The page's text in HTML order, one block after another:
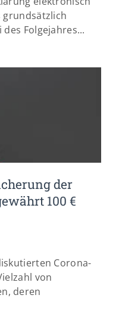
grundsätzlich
Folgejahres...
der
100 €
Corona-
von
deren